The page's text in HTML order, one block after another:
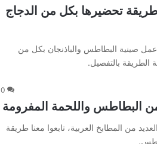
تحضيرها بكل من الدجاج
صينية البطاطس والباذنجان بكل من
الطريقة بالتفصيل.
0
البطاطس واللحمة المفرومة
من المطابخ العربية، تابعوا معنا طريقة